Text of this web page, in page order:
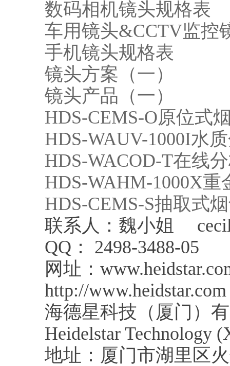
数码相机镜头规格表
车用镜头&CCTV监控
手机镜头规格表
镜头方案（一）
镜头产品（一）
HDS-CEMS-O原位式
HDS-WAUV-1000I水
HDS-WACOD-T在线
HDS-WAHM-1000X重
HDS-CEMS-S抽取式
联系人：魏小姐
QQ： 2498-3488-05
网址：
http://www.heidstar.com
海德星科技（厦门）
Heidelstar Technology
地址：厦门市湖里区